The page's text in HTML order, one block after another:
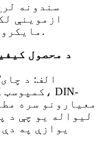
سندونه
ازموینې
مایکروبیولوژیکي شاخصونو پاملرنه کوي.
الف: د
لیواله یو چې د
یوازې په